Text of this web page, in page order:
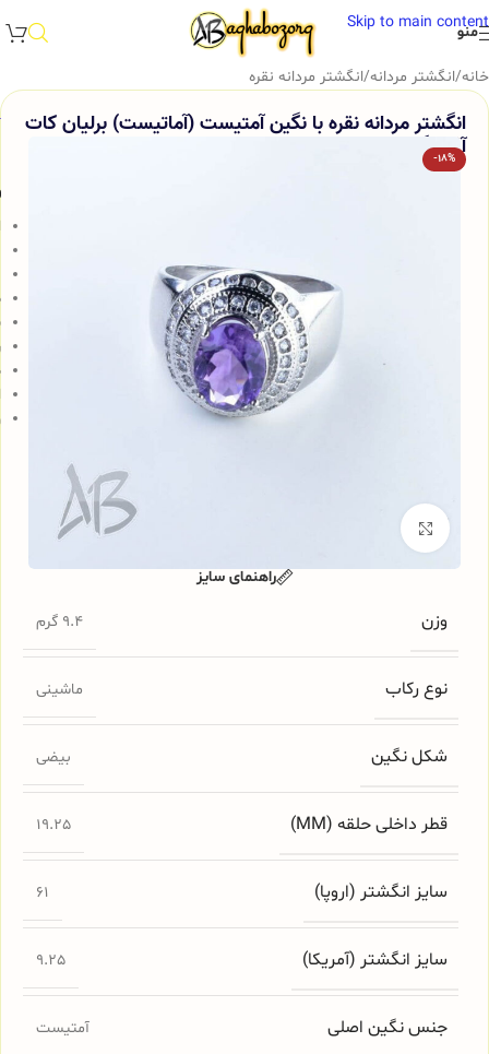
Skip to main content
منو
خانه/انگشتر مردانه/انگشتر مردانه نقره
انگشتر مردانه نقره با نگین آمتیست (آماتیست) برلیان کات
آقابزرگ کد 209
-18%
برای بزرگنمایی کلیک کنید
وزن 9.4 گرم
نوع رکاب ماشینی
شکل نگین بیضی
قطر داخلی حلقه (MM) 19.25
سایز انگشتر (اروپا) 61
سایز انگشتر (آمریکا) 9.25
جنس نگین اصلی آمتیست
راهنمای سایز